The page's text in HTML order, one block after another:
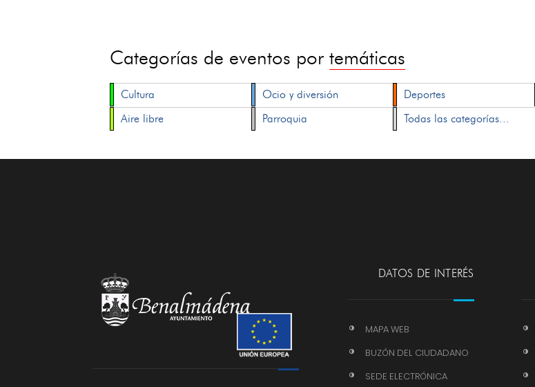
Categorías de eventos portemáticas
Cultura Ocio y diversión Deportes
Aire libre
Parroquia Todas las categorías...
DATOS DE INTERÉS
MAPA WEB
BUZÓN DEL CIUDADANO
SEDE ELECTRÓNICA